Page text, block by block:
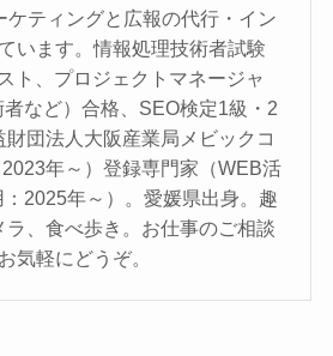
ケティングと広報の代行・イン
います。情報処理技術者試験
ト、プロジェクトマネージャ
など）合格、SEO検定1級・2
団法人大阪産業局メビックコ
年～）登録専門家（WEB活
2025年～）。愛媛県出身。趣
、食べ歩き。お仕事のご相談
気軽にどうぞ。